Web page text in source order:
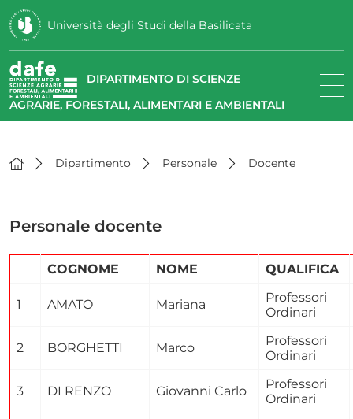
Università degli Studi della Basilicata
DIPARTIMENTO DI SCIENZE
AGRARIE, FORESTALI, ALIMENTARI E AMBIENTALI
Dipartimento Personale Docente
Personale docente
COGNOME NOME QUALIFICA
1 AMATO Mariana
Professori
Ordinari
2 BORGHETTI Marco
Professori
Ordinari
3 DI RENZO Giovanni Carlo
Professori
Ordinari